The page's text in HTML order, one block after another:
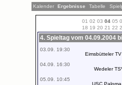
Kalender Ergebnisse Tabelle
01 02 03 04 05
18 19 20 21 22
4. Spieltag vom 04.09.2004
03.09. 19:30
Eimsbütteler TV
04.09. 16:30
Wedeler
05.09. 10:45
USC Paloma